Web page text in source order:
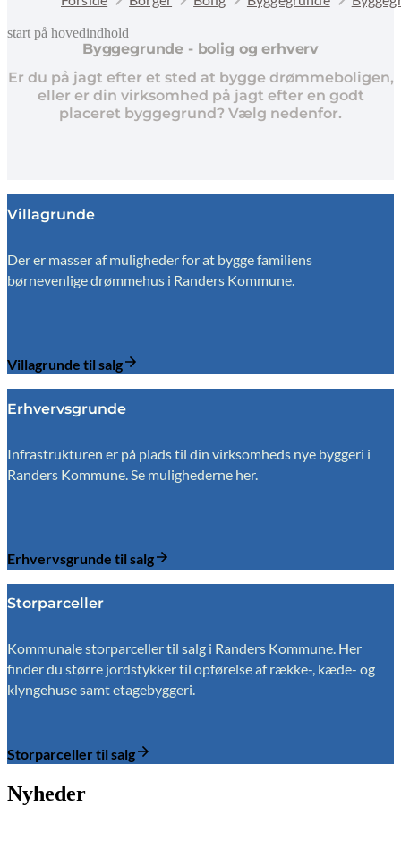
start på hovedindhold
Byggegrunde - bolig og erhverv
Er du på jagt efter et sted at bygge drømmeboligen,
eller er din virksomhed på jagt efter en godt
placeret byggegrund? Vælg nedenfor.
senest opdateret 21. juli 2026
Villagrunde
Der er masser af muligheder for at bygge familiens
børnevenlige drømmehus i Randers Kommune.
Villagrunde til salg
Erhvervsgrunde
Infrastrukturen er på plads til din virksomheds nye byggeri i
Randers Kommune. Se mulighederne her.
Erhvervsgrunde til salg
Storparceller
Kommunale storparceller til salg i Randers Kommune. Her
finder du større jordstykker til opførelse af række-, kæde- og
klyngehuse samt etagebyggeri.
Storparceller til salg
Nyheder